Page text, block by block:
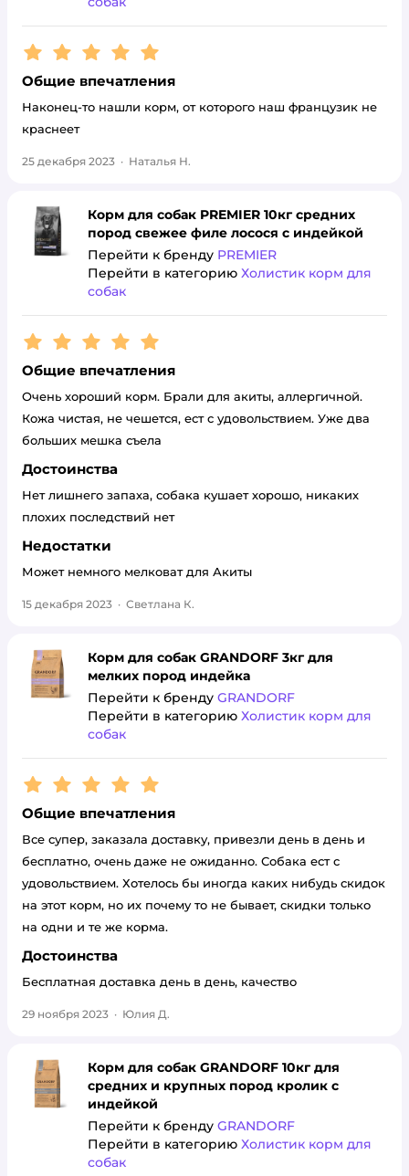
Рейтинг:5
Общие впечатления
Наконец-то нашли корм, от которого наш французик не
краснеет
25 декабря 2023 · Наталья Н.
Корм для собак PREMIER 10кг средних
пород свежее филе лосося с индейкой
Перейти к бренду PREMIER
Перейти в категорию Холистик корм для
собак
Рейтинг:5
Общие впечатления
Очень хороший корм. Брали для акиты, аллергичной.
Кожа чистая, не чешется, ест с удовольствием. Уже два
больших мешка съела
Достоинства
Нет лишнего запаха, собака кушает хорошо, никаких
плохих последствий нет
Недостатки
Может немного мелковат для Акиты
15 декабря 2023 · Светлана К.
Корм для собак GRANDORF 3кг для
мелких пород индейка
Перейти к бренду GRANDORF
Перейти в категорию Холистик корм для
собак
Рейтинг:5
Общие впечатления
Все супер, заказала доставку, привезли день в день и
бесплатно, очень даже не ожиданно. Собака ест с
удовольствием. Хотелось бы иногда каких нибудь скидок
на этот корм, но их почему то не бывает, скидки только
на одни и те же корма.
Достоинства
Бесплатная доставка день в день, качество
29 ноября 2023 · Юлия Д.
Корм для собак GRANDORF 10кг для
средних и крупных пород кролик с
индейкой
Перейти к бренду GRANDORF
Перейти в категорию Холистик корм для
собак